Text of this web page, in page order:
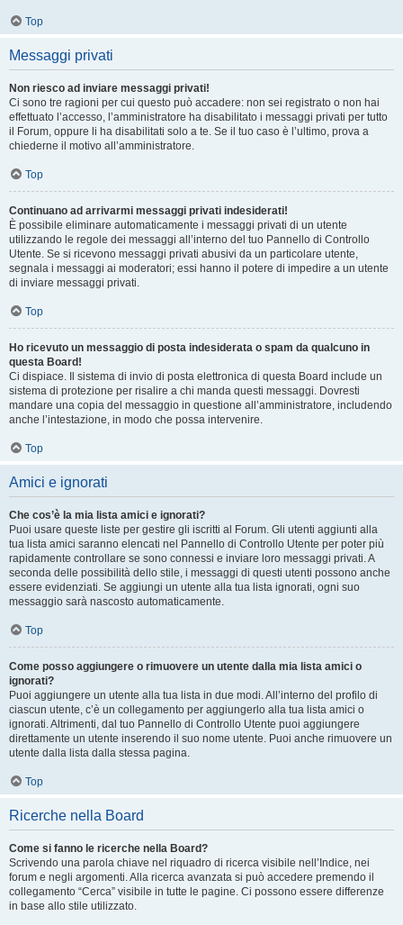
Top
Messaggi privati
Non riesco ad inviare messaggi privati!
Ci sono tre ragioni per cui questo può accadere: non sei registrato o non hai
effettuato l’accesso, l’amministratore ha disabilitato i messaggi privati per tutto
il Forum, oppure li ha disabilitati solo a te. Se il tuo caso è l’ultimo, prova a
chiederne il motivo all’amministratore.
Top
Continuano ad arrivarmi messaggi privati indesiderati!
È possibile eliminare automaticamente i messaggi privati ​​di un utente
utilizzando le regole dei messaggi all’interno del tuo Pannello di Controllo
Utente. Se si ricevono messaggi privati ​​abusivi da un particolare utente,
segnala i messaggi ai moderatori; essi hanno il potere di impedire a un utente
di inviare messaggi privati​​.
Top
Ho ricevuto un messaggio di posta indesiderata o spam da qualcuno in
questa Board!
Ci dispiace. Il sistema di invio di posta elettronica di questa Board include un
sistema di protezione per risalire a chi manda questi messaggi. Dovresti
mandare una copia del messaggio in questione all’amministratore, includendo
anche l’intestazione, in modo che possa intervenire.
Top
Amici e ignorati
Che cos’è la mia lista amici e ignorati?
Puoi usare queste liste per gestire gli iscritti al Forum. Gli utenti aggiunti alla
tua lista amici saranno elencati nel Pannello di Controllo Utente per poter più
rapidamente controllare se sono connessi e inviare loro messaggi privati. A
seconda delle possibilità dello stile, i messaggi di questi utenti possono anche
essere evidenziati. Se aggiungi un utente alla tua lista ignorati, ogni suo
messaggio sarà nascosto automaticamente.
Top
Come posso aggiungere o rimuovere un utente dalla mia lista amici o
ignorati?
Puoi aggiungere un utente alla tua lista in due modi. All’interno del profilo di
ciascun utente, c’è un collegamento per aggiungerlo alla tua lista amici o
ignorati. Altrimenti, dal tuo Pannello di Controllo Utente puoi aggiungere
direttamente un utente inserendo il suo nome utente. Puoi anche rimuovere un
utente dalla lista dalla stessa pagina.
Top
Ricerche nella Board
Come si fanno le ricerche nella Board?
Scrivendo una parola chiave nel riquadro di ricerca visibile nell’Indice, nei
forum e negli argomenti. Alla ricerca avanzata si può accedere premendo il
collegamento “Cerca” visibile in tutte le pagine. Ci possono essere differenze
in base allo stile utilizzato.